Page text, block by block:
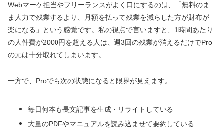
Webマーケ担当やフリーランスがよく口にするのは、「無料のま
ま人力で残業するより、月額を払って残業を減らした方が財布が
楽になる」という感覚です。私の視点で言いますと、1時間あたり
の人件費が2000円を超える人は、週3回の残業が消えるだけでPro
の元は十分取れてしまいます。
一方で、Proでも次の状態になると限界が見えます。
毎日何本も長文記事を生成・リライトしている
大量のPDFやマニュアルを読み込ませて要約している